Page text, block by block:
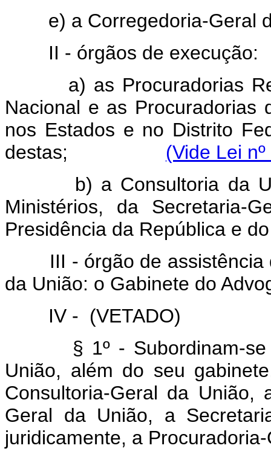
e) a Corregedoria-Geral
II - órgãos de execução:
a) as Procuradorias
Nacional e as Procuradorias
nos Estados e no Distrito
destas; (Vide Lei
b) a Consultoria da
Ministérios, da Secretaria-
Presidência da República e
III - órgão de
da União: o Gabinete do
IV - (VETADO)
§ 1º - Subordinam-
União, além do seu
Consultoria-Geral da União,
Geral da União, a
juridicamente, a